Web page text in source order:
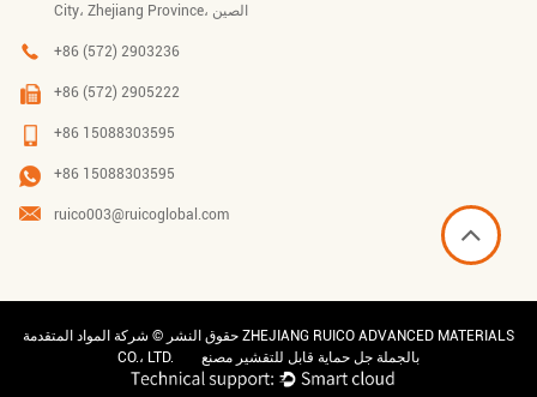
City، Zhejiang Province، الصين
+86 (572) 2903236
+86 (572) 2905222
+86 15088303595
+86 15088303595
ruico003@ruicoglobal.com
حقوق النشر © شركة المواد المتقدمة ZHEJIANG RUICO ADVANCED MATERIALS
CO.، LTD.
بالجملة جل حماية قابل للتقشير مصنع